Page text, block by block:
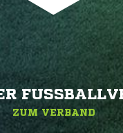
ZUM VERBAND